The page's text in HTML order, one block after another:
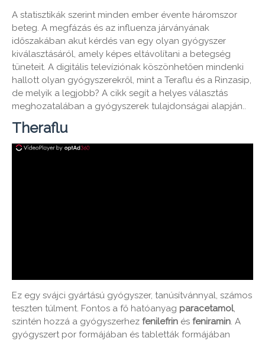
A statisztikák szerint minden ember évente háromszor
beteg. A megfázás és az influenza járványának
időszakában akut kérdés van egy olyan gyógyszer
kiválasztásáról, amely képes eltávolítani a betegség
tüneteit. A digitális televíziónak köszönhetően mindenki
hallott olyan gyógyszerekről, mint a Teraflu és a Rinzasip,
de melyik a legjobb? A cikk segít a helyes választás
meghozatalában a gyógyszerek tulajdonságai alapján..
Theraflu
Ez egy svájci gyártású gyógyszer, tanúsítvánnyal, számos
teszten túlment. Fontos a fő hatóanyag paracetamol,
szintén hozzá a gyógyszerhez fenilefrin és feniramin . A
gyógyszert por formájában és tabletták formájában